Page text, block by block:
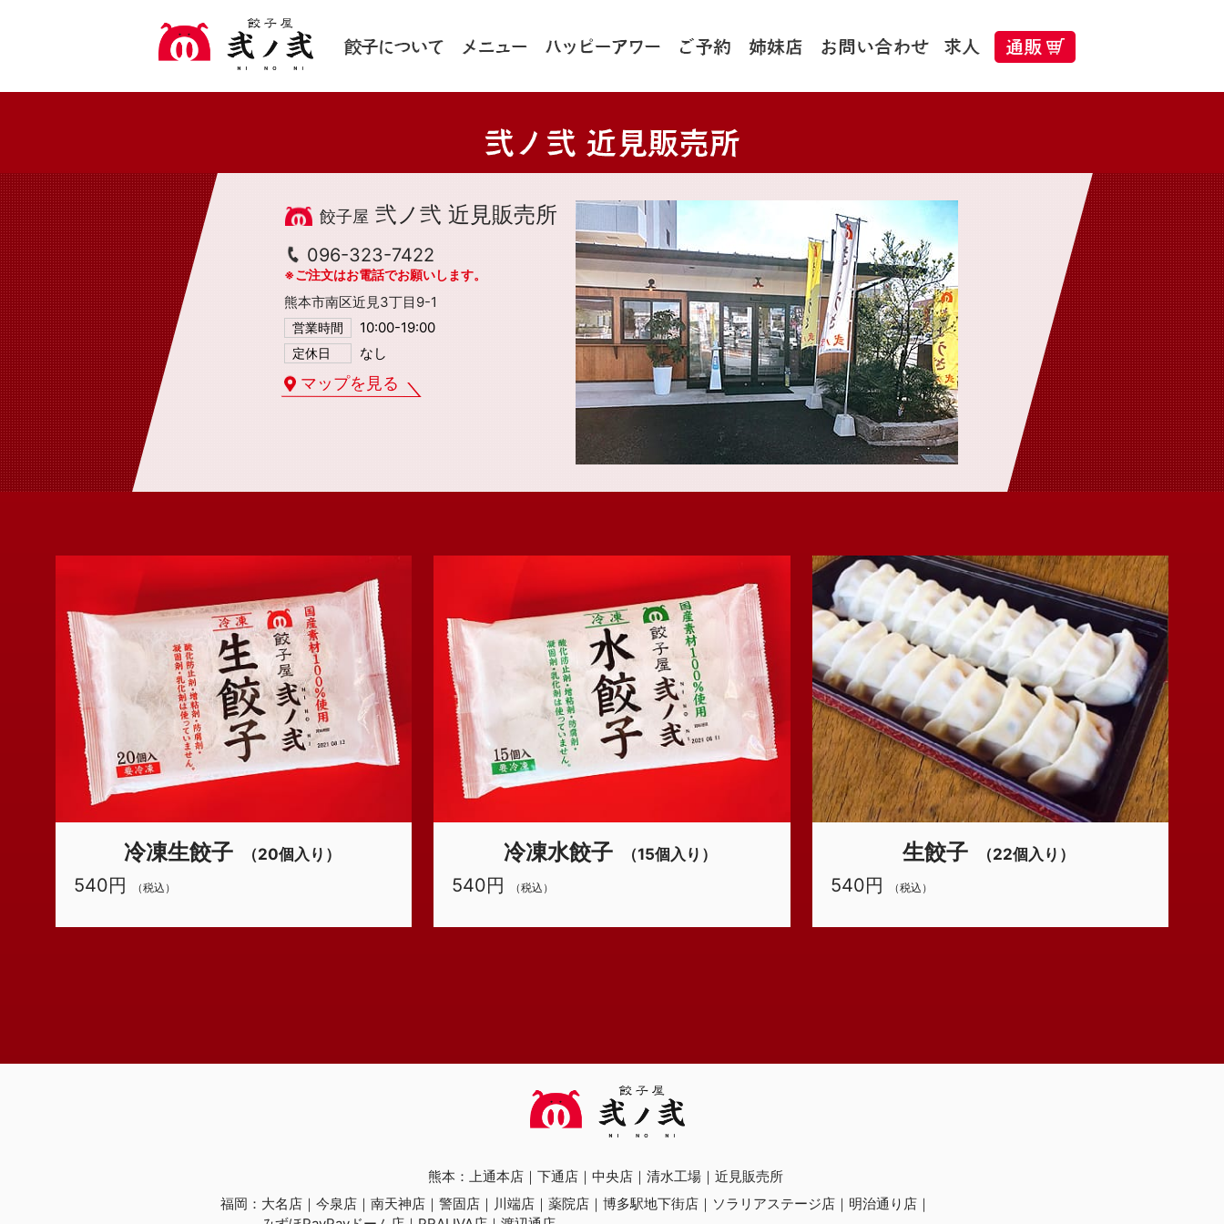
弐ノ弐 近見販売所
096-323-7422
※ご注文はお電話でお願いします。
熊本市南区近見3丁目9-1
営業時間 10:00-19:00
定休日 なし
マップを見る
冷凍生餃子 （20個入り）
540円 （税込）
冷凍水餃子 （15個入り）
540円 （税込）
生餃子 （22個入り）
540円 （税込）
熊本： 上通本店 下通店 中央店 清水工場
近見販売所
福岡： 大名店 今泉店 南天神店 警固店 川端店 薬院店 博多駅地下街店 ソラリアステージ店
明治通り店